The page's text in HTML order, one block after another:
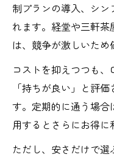
制プランの導入、シ
れます。経堂や三軒
は、競争が激しいため
コストを抑えつつも、
「持ちが良い」と評
す。定期的に通う場
用するとさらにお得に
ただし、安さだけで